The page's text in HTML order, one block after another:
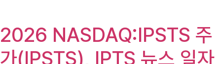
2026 NASDAQ:IPSTS 주
가(IPSTS), IPTS 뉴스 일자